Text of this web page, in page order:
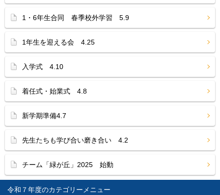
令和７年度
1・6年生合同 春季校外学習 5.9
1年生を迎える会 4.25
入学式 4.10
着任式・始業式 4.8
新学期準備4.7
先生たちも学び合い磨き合い 4.2
チーム「緑が丘」2025 始動